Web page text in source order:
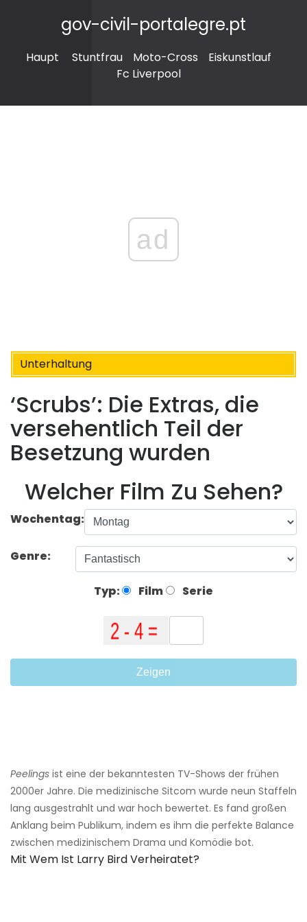
gov-civil-portalegre.pt
Haupt Stuntfrau Moto-Cross
Eiskunstlauf
Fc Liverpool
ad
Unterhaltung
‘Scrubs’: Die Extras, die
versehentlich Teil der
Besetzung wurden
Welcher Film Zu Sehen?
Wochentag:
Genre:
Typ: Film Serie
Zeigen
Peelings ist eine der bekanntesten TV-Shows der frühen
2000er Jahre. Die medizinische Sitcom wurde neun Staffeln
lang ausgestrahlt und war hoch bewertet. Es fand großen
Anklang beim Publikum, indem es ihm die perfekte Balance
zwischen medizinischem Drama und Komödie bot.
Mit Wem Ist Larry Bird Verheiratet?